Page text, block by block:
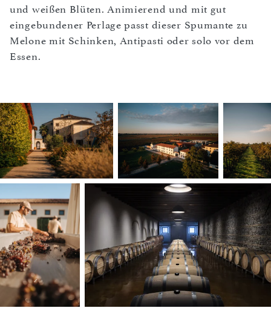
und weißen Blüten. Animierend und mit gut
eingebundener Perlage passt dieser Spumante zu
Melone mit Schinken, Antipasti oder solo vor dem
Essen.